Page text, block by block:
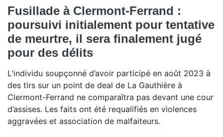
Fusillade à Clermont-Ferrand :
poursuivi initialement pour tentative
de meurtre, il sera finalement jugé
pour des délits
L'individu soupçonné d’avoir participé en août 2023 à
des tirs sur un point de deal de La Gauthière à
Clermont-Ferrand ne comparaîtra pas devant une cour
d’assises. Les faits ont été requalifiés en violences
aggravées et association de malfaiteurs.